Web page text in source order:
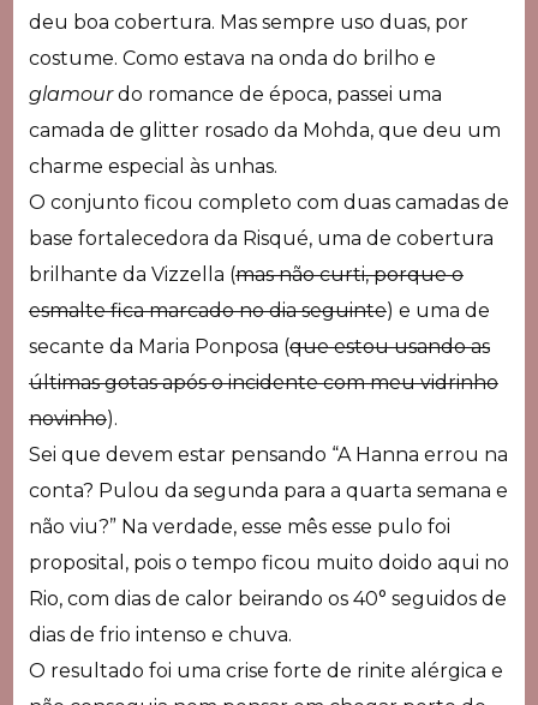
deu boa cobertura. Mas sempre uso duas, por
costume. Como estava na onda do brilho e
glamourdo romance de época, passei uma
camada de glitter rosado da Mohda, que deu um
charme especial às unhas.
O conjunto ficou completo com duas camadas de
base fortalecedora da Risqué, uma de cobertura
brilhante da Vizzella (mas não curti, porque o
esmalte fica marcado no dia seguinte) e uma de
secante da Maria Ponposa (que estou usando as
últimas gotas após o incidente com meu vidrinho
novinho).
Sei que devem estar pensando “A Hanna errou na
conta? Pulou da segunda para a quarta semana e
não viu?” Na verdade, esse mês esse pulo foi
proposital, pois o tempo ficou muito doido aqui no
Rio, com dias de calor beirando os 40° seguidos de
dias de frio intenso e chuva.
O resultado foi uma crise forte de rinite alérgica e